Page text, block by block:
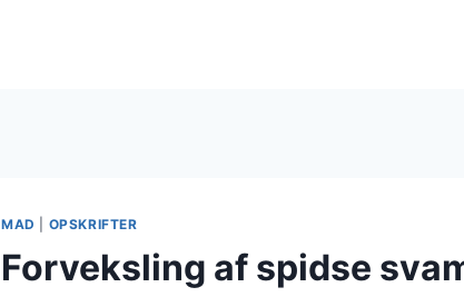
MAD OPSKRIFTER
Forveksling af spidse